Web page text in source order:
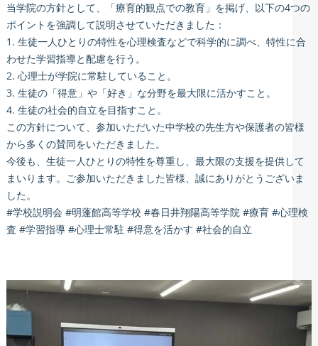
当学院の方針として、「療育的観点での教育」を掲げ、以下の4つの
ポイントを強調して説明させていただきました：
1. 生徒一人ひとりの特性を心理検査などで科学的に調べ、特性に合
わせた学習指導と配慮を行う。
2. 心理士が学院に常駐していること。
3. 生徒の「得意」や「好き」な分野を最大限に活かすこと。
4. 生徒の社会的自立を目指すこと。
この方針について、参加いただいた中学校の先生方や保護者の皆様
から多くの賛同をいただきました。
今後も、生徒一人ひとりの特性を尊重し、最大限の支援を提供して
まいります。ご参加いただきました皆様、誠にありがとうございま
した。
#学校説明会 #明蓬館高等学校 #春日井翔陽高等学院 #療育 #心理検
査 #学習指導 #心理士常駐 #得意を活かす #社会的自立